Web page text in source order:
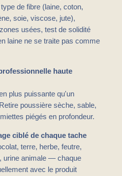
de fibre (laine, coton,
soie, viscose, jute),
usées, test de solidité
laine ne se traite pas comme
haute
plus puissante qu'un
poussière sèche, sable,
piégés en profondeur.
ciblé de chaque tache
terre, herbe, feutre,
urine animale — chaque
avec le produit